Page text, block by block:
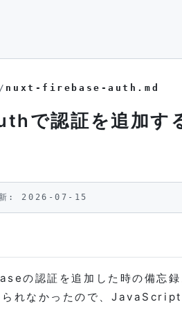
nuxt-firebase-auth.md
で認証を追加す
: 2026-07-15
の認証を追加した時の備忘録
れなかったので、JavaScript